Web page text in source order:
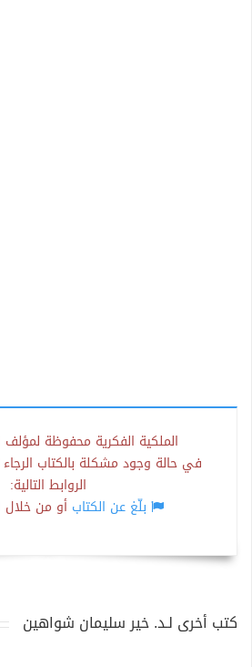
الملكية الفكرية محفوظة لمؤلف
في حالة وجود مشكلة بالكتاب الرجاء
الروابط التالية:
بلّغ عن الكتاب أو من خلال
كتب أخرى لـد. خير سليمان شواهين